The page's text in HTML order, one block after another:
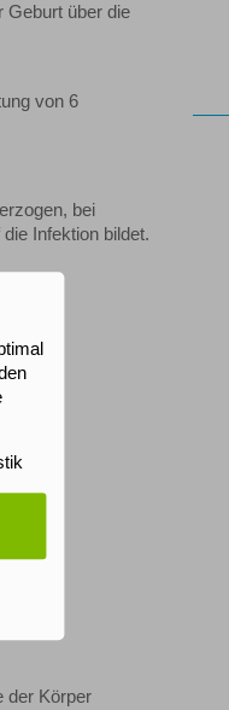
Geburt über die
von 6
bei
Infektion bildet.
der Körper